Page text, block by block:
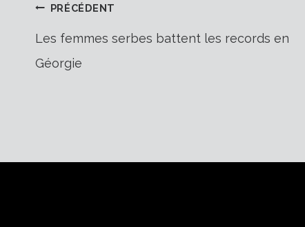
Navigation
l’article
PRÉCÉDENT
Les femmes serbes battent les records en
Géorgie